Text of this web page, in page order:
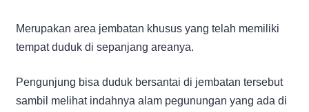
Merupakan area jembatan khusus yang telah memiliki
tempat duduk di sepanjang areanya.
Pengunjung bisa duduk bersantai di jembatan tersebut
sambil melihat indahnya alam pegunungan yang ada di